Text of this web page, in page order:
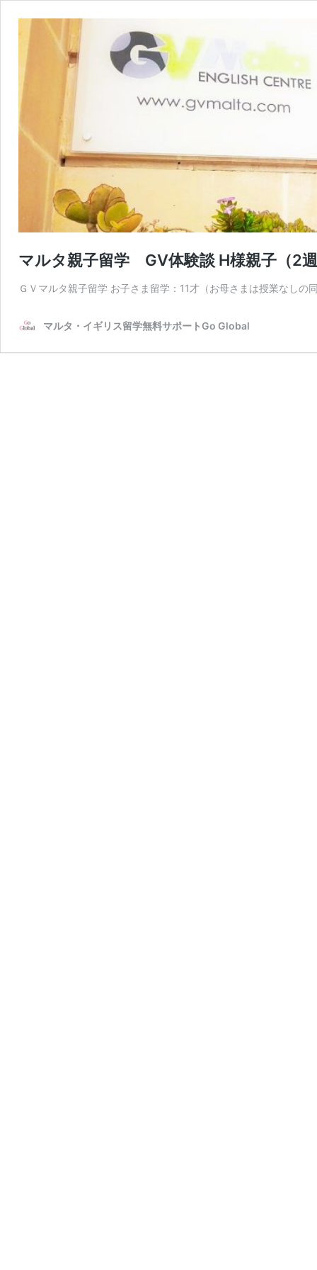
マルタ親子留学 GV体験談 H様親子（2
ＧＶマルタ親子留学 お子さま留学：11才（お母さまは授業なし
マルタ・イギリス留学無料サポートGo Global